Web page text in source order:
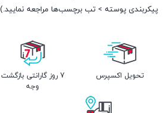
پیکربندی پوسته > تب برچسب‌ها مراجعه نمایید.)
تحویل اکسپرس
7 روز گارانتی بازگشت
وجه